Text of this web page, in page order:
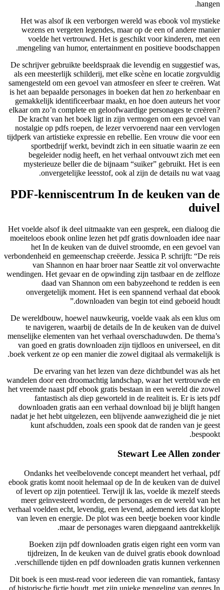
Het
De
als een
is het aan
elkaar om
De
tijdperk
PDF-
Het voelde
het
De
te
menselijke
van
boek
De
wandelen
het
nadat je
ebook
of levert
meer
verhaal
van
Dit boek
of